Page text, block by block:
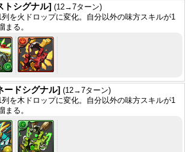
トシグナル] (12→7ターン)
列を火ドロップに変化。自分以外の味方スキルが1
まる。
ードシグナル] (12→7ターン)
列を木ドロップに変化。自分以外の味方スキルが1
まる。